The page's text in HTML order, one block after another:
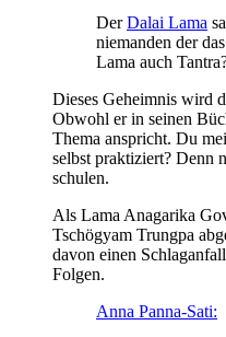
DerDalai Lama
niemanden der
Lama auch
Dieses Geheimnis wird
Obwohl er in seinen
Thema anspricht. Du
selbst praktiziert? Denn
schulen.
Als Lama Anagarika
Tschögyam Trungpa
davon einen
Folgen.
Anna Panna-Sati: